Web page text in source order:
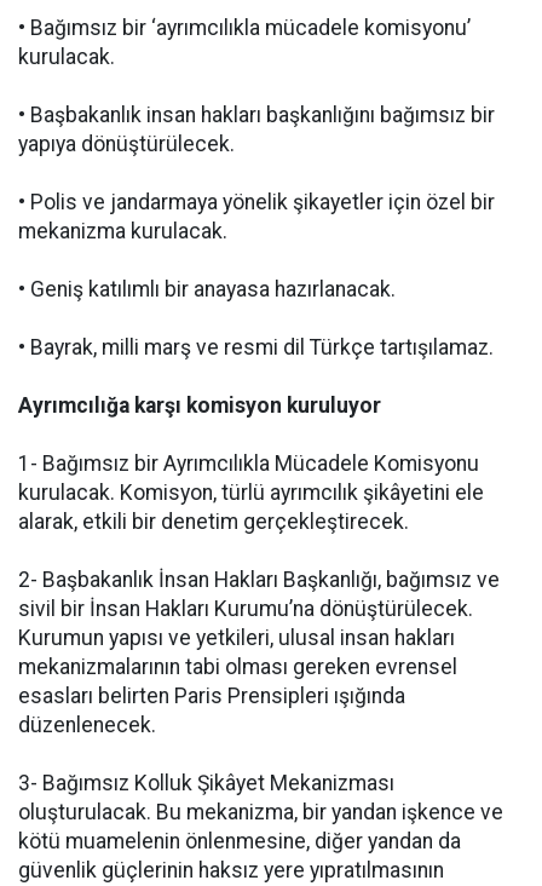
• Bağımsız bir ‘ayrımcılıkla mücadele komisyonu’
kurulacak.
• Başbakanlık insan hakları başkanlığını bağımsız bir
yapıya dönüştürülecek.
• Polis ve jandarmaya yönelik şikayetler için özel bir
mekanizma kurulacak.
• Geniş katılımlı bir anayasa hazırlanacak.
• Bayrak, milli marş ve resmi dil Türkçe tartışılamaz.
Ayrımcılığa karşı komisyon kuruluyor
1- Bağımsız bir Ayrımcılıkla Mücadele Komisyonu
kurulacak. Komisyon, türlü ayrımcılık şikâyetini ele
alarak, etkili bir denetim gerçekleştirecek.
2- Başbakanlık İnsan Hakları Başkanlığı, bağımsız ve
sivil bir İnsan Hakları Kurumu’na dönüştürülecek.
Kurumun yapısı ve yetkileri, ulusal insan hakları
mekanizmalarının tabi olması gereken evrensel
esasları belirten Paris Prensipleri ışığında
düzenlenecek.
3- Bağımsız Kolluk Şikâyet Mekanizması
oluşturulacak. Bu mekanizma, bir yandan işkence ve
kötü muamelenin önlenmesine, diğer yandan da
güvenlik güçlerinin haksız yere yıpratılmasının